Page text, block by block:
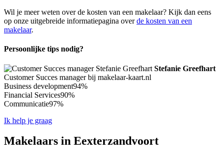
Wil je meer weten over de kosten van een makelaar? Kijk dan eens
op onze uitgebreide informatiepagina overde kosten van een
makelaar.
Persoonlijke tips nodig?
Stefanie Greefhart
Customer Succes manager bij makelaar-kaart.nl
Business development94%
Financial Services90%
Communicatie97%
Ik help je graag
Makelaars in Eexterzandvoort